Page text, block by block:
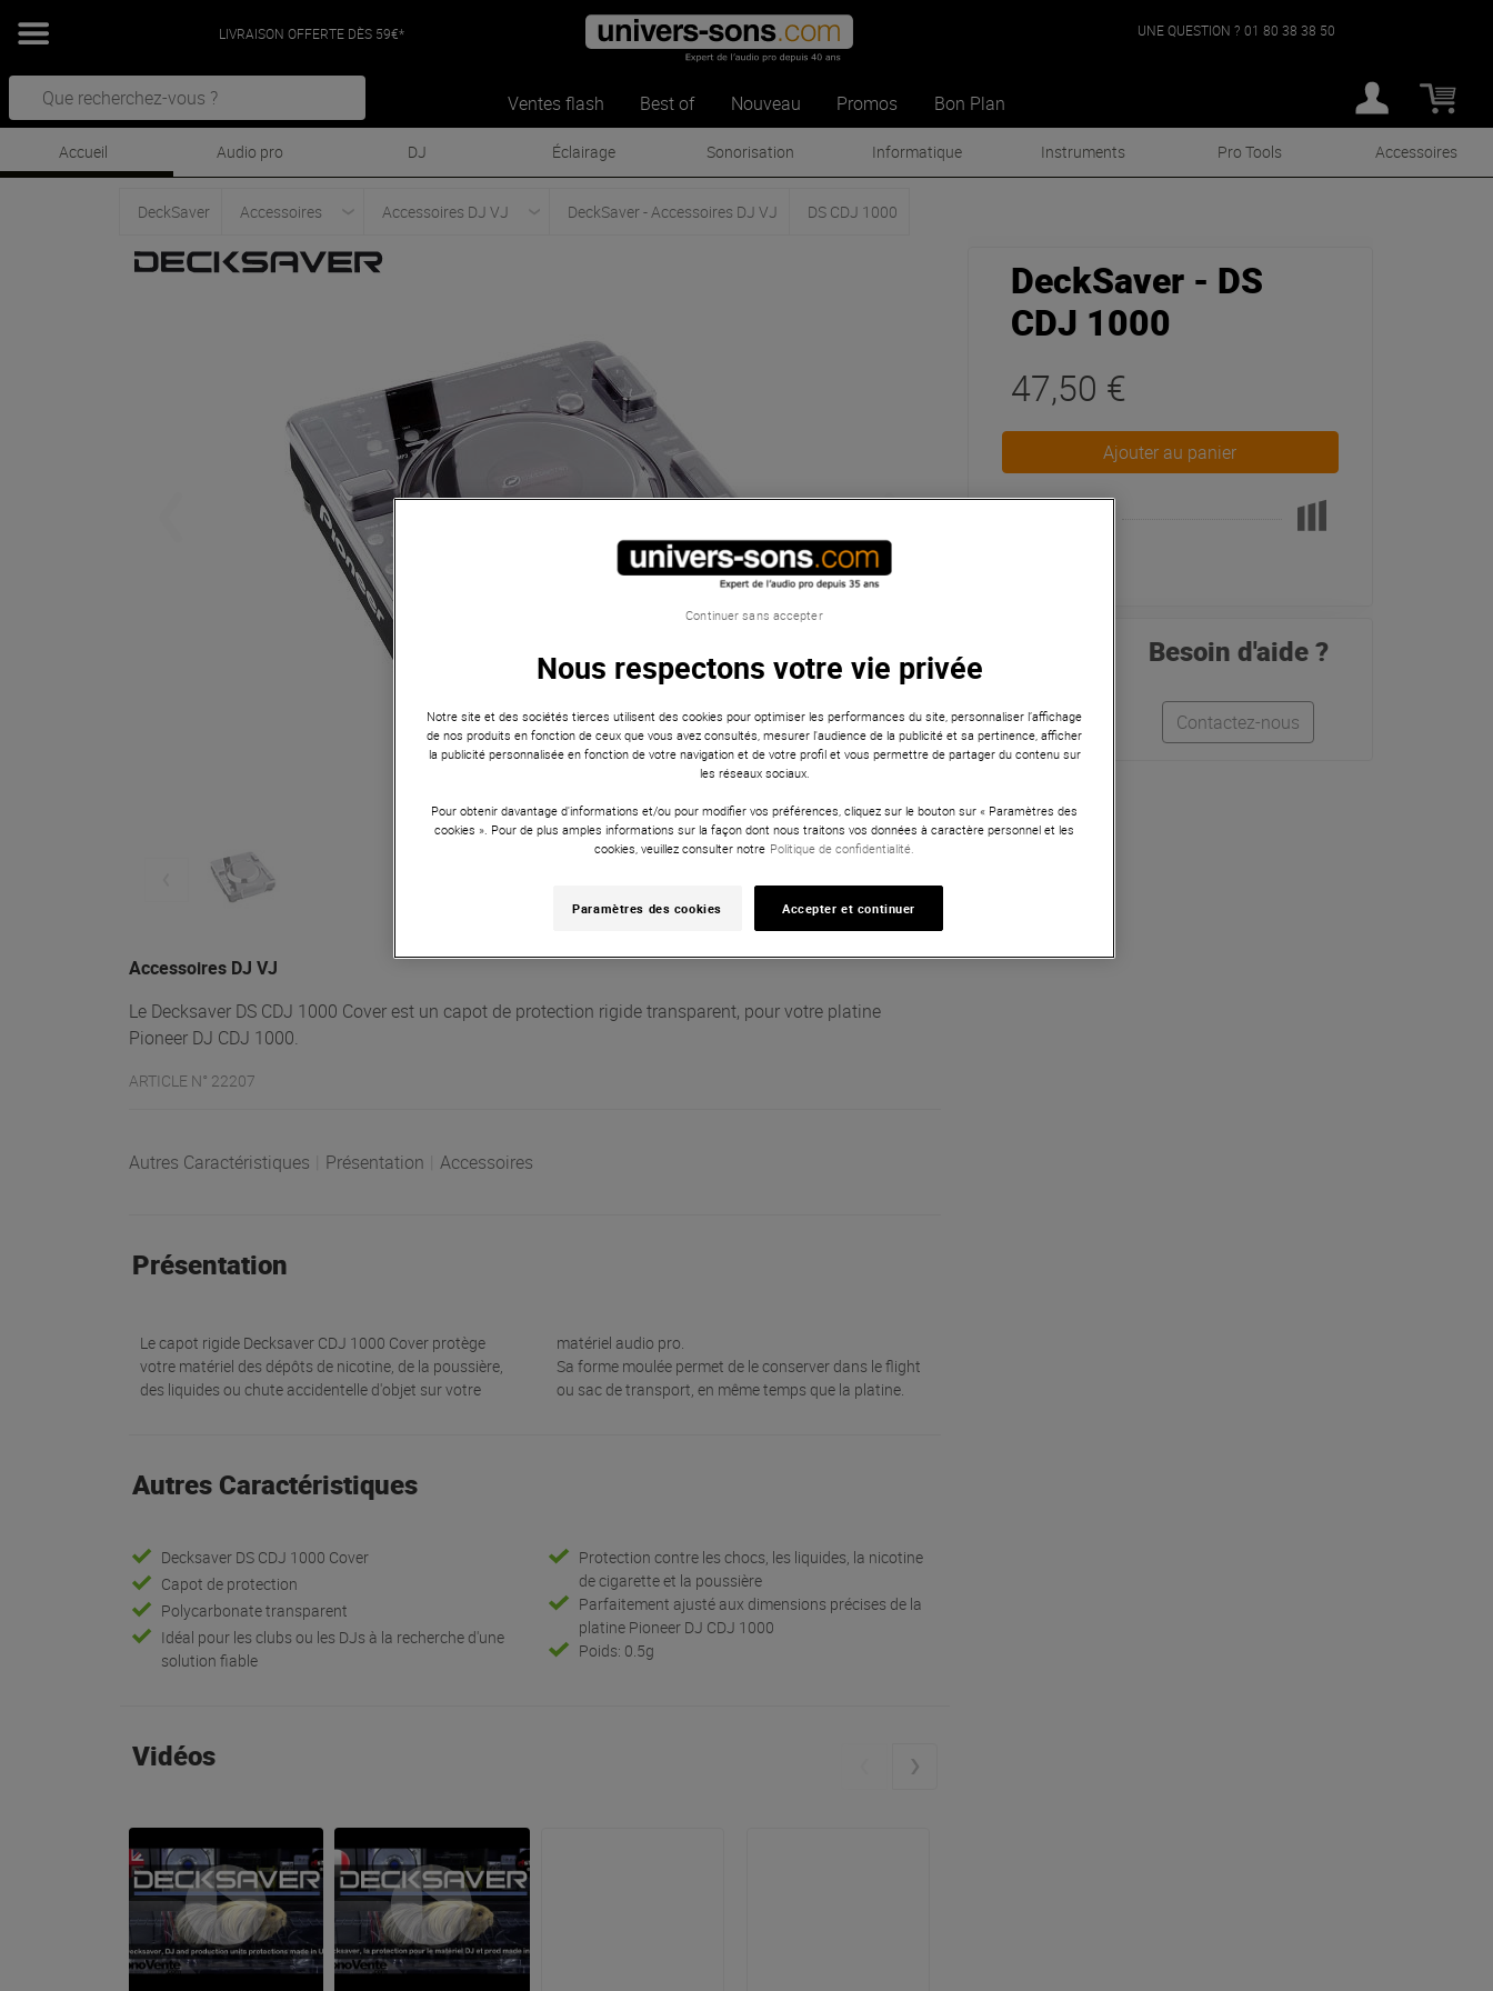
LIVRAISON OFFERTE DÈS 59€*
Ventes flash Best of Nouveau Promos Bon Plan
UNE QUESTION ? 01 80 38 38 50
Accueil Audio pro DJ Éclairage Sonorisation Informatique Instruments Pro Tools Accessoires
DeckSaver Accessoires Accessoires DJ VJ DeckSaver - Accessoires DJ VJ DS CDJ 1000
Accessoires DJ VJ
Le Decksaver DS CDJ 1000 Cover est un capot de protection rigide transparent, pour votre platine
Pioneer DJ CDJ 1000.
ARTICLE N° 22207
Autres Caractéristiques Présentation Accessoires
Présentation
Le capot rigide Decksaver CDJ 1000 Cover protège
votre matériel des dépôts de nicotine, de la poussière,
des liquides ou chute accidentelle d'objet sur votre
matériel audio pro.
Sa forme moulée permet de le conserver dans le flight
ou sac de transport, en même temps que la platine.
Autres Caractéristiques
Decksaver DS CDJ 1000 Cover
Capot de protection
Polycarbonate transparent
Idéal pour les clubs ou les DJs à la recherche d'une
solution fiable
Protection contre les chocs, les liquides, la nicotine
de cigarette et la poussière
Parfaitement ajusté aux dimensions précises de la
platine Pioneer DJ CDJ 1000
Poids: 0.5g
Vidéos
DeckSaver - DS
CDJ 1000
47,50 €
Ajouter au panier
Besoin d'aide ?
Contactez-nous
Nous respectons votre vie privée
Notre site et des sociétés tierces utilisent des cookies pour optimiser les performances du site, personnaliser l’affichage
de nos produits en fonction de ceux que vous avez consultés, mesurer l'audience de la publicité et sa pertinence, afficher
la publicité personnalisée en fonction de votre navigation et de votre profil et vous permettre de partager du contenu sur
les réseaux sociaux.
Pour obtenir davantage d'informations et/ou pour modifier vos préférences, cliquez sur le bouton sur « Paramètres des
cookies ». Pour de plus amples informations sur la façon dont nous traitons vos données à caractère personnel et les
cookies, veuillez consulter notre Politique de confidentialité.
Paramètres des cookies Accepter et continuer
Continuer sans accepter